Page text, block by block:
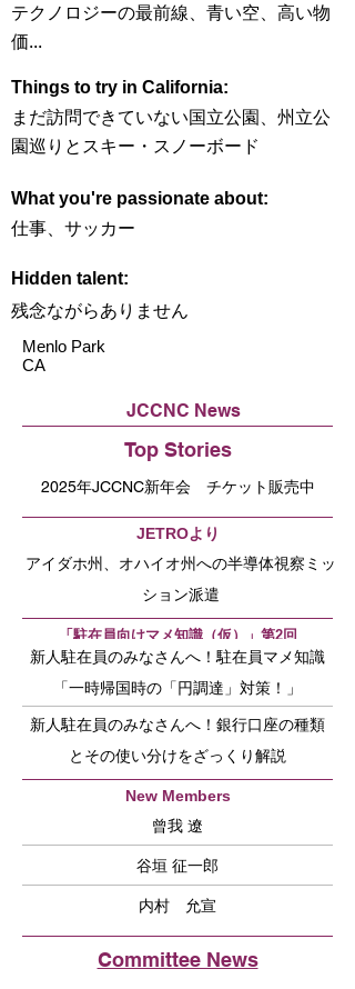
テクノロジーの最前線、青い空、高い物
価...
Things to try in California:
まだ訪問できていない国立公園、州立公
園巡りとスキー・スノーボード
What you're passionate about:
仕事、サッカー
Hidden talent:
残念ながらありません
Menlo Park
CA
JCCNC News
Top Stories
2025年JCCNC新年会 チケット販売中
JETROより
アイダホ州、オハイオ州への半導体視察ミッ
ション派遣
「駐在員向けマメ知識（仮）」第2回
新人駐在員のみなさんへ！駐在員マメ知識
「一時帰国時の「円調達」対策！」
新人駐在員のみなさんへ！銀行口座の種類
とその使い分けをざっくり解説
New Members
曾我 遼
谷垣 征一郎
内村 允宣
Committee News